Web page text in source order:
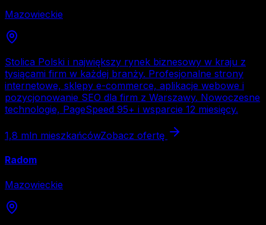
Mazowieckie
Stolica Polski i największy rynek biznesowy w kraju z
tysiącami firm w każdej branży. Profesjonalne strony
internetowe, sklepy e-commerce, aplikacje webowe i
pozycjonowanie SEO dla firm z Warszawy. Nowoczesne
technologie, PageSpeed 95+ i wsparcie 12 miesięcy.
1,8 mln mieszkańcówZobacz ofertę
Radom
Mazowieckie